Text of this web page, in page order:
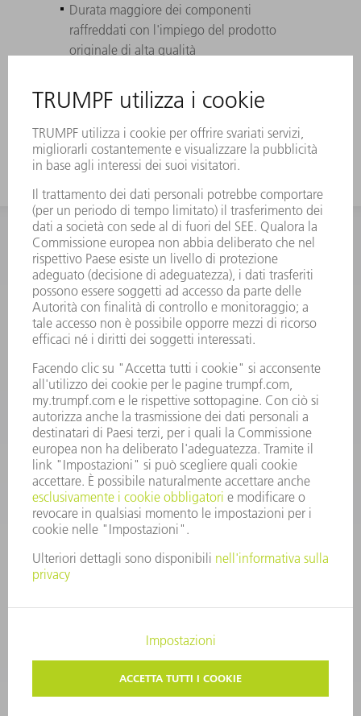
Durata maggiore dei componenti
raffreddati con l'impiego del prodotto
originale di alta qualità
macchine laser TRUMPF: resiste a elevate
INFORMAZIONE
Domande frequenti
Condizioni generali di contratto
CONTATTO
RICAMBI TRUMPF ITALIA
+39 02 48489420
lunedì a venerdì: 08:30 – 18:00
ricambi@trumpf.com
CONTATTO
UTENSILI TRUMPF ITALIA
+39 02 48489482
lunedì a venerdì: 08:00 – 18:00
utensili@trumpf.com
PROTEZIONE DEI DATI
COPYRIGHT E MARCHIO
CONDIZIONI GENERALI DI VENDITA